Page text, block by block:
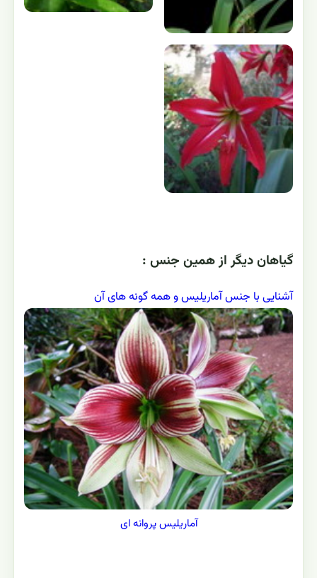
گياهان ديگر از همين جنس :
آشنایی با جنس آماریلیس و همه گونه های آن
آماریلیس پروانه ای